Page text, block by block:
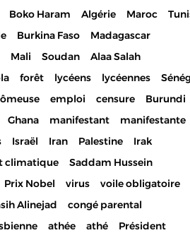
Boko Haram Algérie Maroc
Burkina Faso
Madagascar
Mali Soudan
Alaa Salah
forêt lycéens lycéennes
emploi censure
Burundi
Ghana manifestant
manifestante
Israël Iran Palestine
Irak
climatique
Saddam Hussein
Prix Nobel virus
voile obligatoire
Alinejad
congé parental
athée athé
Président